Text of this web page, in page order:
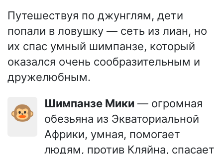
Путешествуя по джунглям, дети
попали в ловушку — сеть из лиан, но
их спас умный шимпанзе, который
оказался очень сообразительным и
дружелюбным.
🐵 Шимпанзе Мики — огромная
обезьяна из Экваториальной
Африки, умная, помогает
людям, против Кляйна, спасает